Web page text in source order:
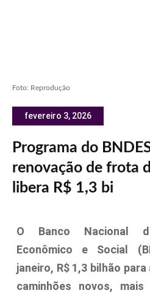
Foto: Reprodução
fevereiro 3, 2026
Programa do
renovação de frota
libera R$ 1,3 bi
O Banco Nacional
Econômico e Social
janeiro, R$ 1,3 bilhão
caminhões novos,